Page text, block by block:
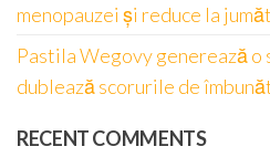
menopauzei și reduce la
Pastila Wegovy generează o
dublează scorurile de
RECENT COMMENTS